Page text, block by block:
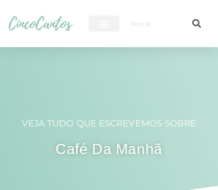
VEJA TUDO QUE ESCREVEMOS SOBRE
Café Da Manhã